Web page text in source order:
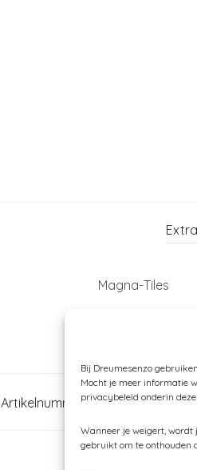
Bij Dreumesenzo
Mocht je meer informatie
privacybeleid onderin deze
Wanneer je weigert, wordt
gebruikt om te onthouden
Magna-Tiles
Artikelnummer:#02132